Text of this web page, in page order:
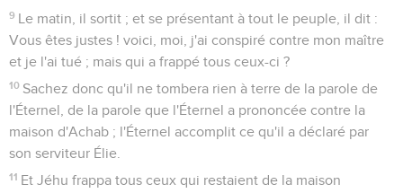
9 Le matin, il sortit ; et se présentant à tout le peuple, il dit :
Vous êtes justes ! voici, moi, j'ai conspiré contre mon maître
et je l'ai tué ; mais qui a frappé tous ceux-ci ?
10 Sachez donc qu'il ne tombera rien à terre de la parole de
l'Éternel, de la parole que l'Éternel a prononcée contre la
maison d'Achab ; l'Éternel accomplit ce qu'il a déclaré par
son serviteur Élie.
11 Et Jéhu frappa tous ceux qui restaient de la maison